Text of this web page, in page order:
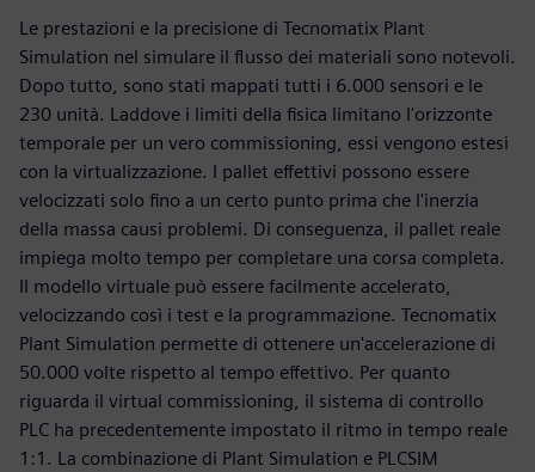
Le prestazioni e la precisione di Tecnomatix Plant
Simulation nel simulare il flusso dei materiali sono notevoli.
Dopo tutto, sono stati mappati tutti i 6.000 sensori e le
230 unità. Laddove i limiti della fisica limitano l'orizzonte
temporale per un vero commissioning, essi vengono estesi
con la virtualizzazione. I pallet effettivi possono essere
velocizzati solo fino a un certo punto prima che l'inerzia
della massa causi problemi. Di conseguenza, il pallet reale
impiega molto tempo per completare una corsa completa.
Il modello virtuale può essere facilmente accelerato,
velocizzando così i test e la programmazione. Tecnomatix
Plant Simulation permette di ottenere un'accelerazione di
50.000 volte rispetto al tempo effettivo. Per quanto
riguarda il virtual commissioning, il sistema di controllo
PLC ha precedentemente impostato il ritmo in tempo reale
1:1. La combinazione di Plant Simulation e PLCSIM